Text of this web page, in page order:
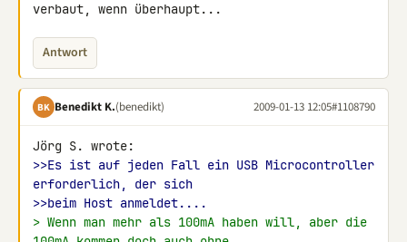
verbaut, wenn überhaupt...
Antwort
BK Benedikt K.(benedikt) 2009-01-13 12:05#1108790
>>Es ist auf jeden Fall ein USB Microcontroller
erforderlich, der sich
>>beim Host anmeldet....
> Wenn man mehr als 100mA haben will, aber die